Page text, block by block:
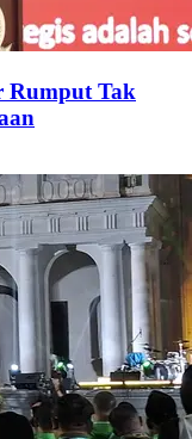
Rumput Tak